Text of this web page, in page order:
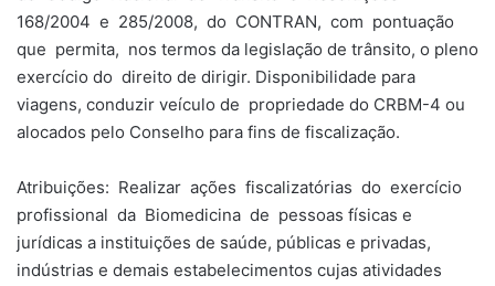
168/2004 e 285/2008, do CONTRAN, com pontuação
que permita, nos termos da legislação de trânsito, o pleno
exercício do direito de dirigir. Disponibilidade para
viagens, conduzir veículo de propriedade do CRBM-4 ou
alocados pelo Conselho para fins de fiscalização.
Atribuições: Realizar ações fiscalizatórias do exercício
profissional da Biomedicina de pessoas físicas e
jurídicas a instituições de saúde, públicas e privadas,
indústrias e demais estabelecimentos cujas atividades